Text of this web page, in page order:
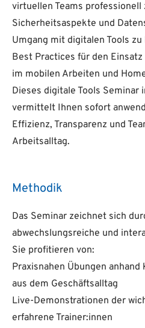
virtuellen Teams professionell
Sicherheitsaspekte und
Umgang mit digitalen Tools
Best Practices für den
im mobilen Arbeiten und
Dieses digitale Tools Seminar
vermittelt Ihnen sofort
Effizienz, Transparenz und
Arbeitsalltag.
Methodik
Das Seminar zeichnet sich
abwechslungsreiche und
Sie profitieren von:
Praxisnahen Übungen
aus dem Geschäftsalltag
Live-Demonstrationen der
erfahrene Trainer:innen